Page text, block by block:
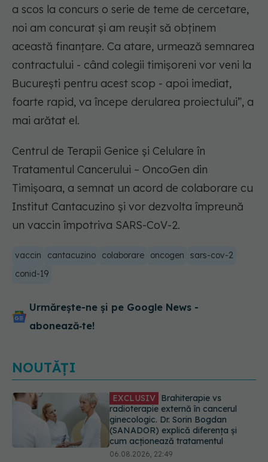
a scos la concurs o serie de teme de cercetare,
noi am concurat şi am reuşit să obţinem
această finanţare. Ca atare, urmează semnarea
contractului - când colegii timişoreni vor veni la
Bucureşti pentru acest scop - apoi imediat,
foarte rapid, va începe derularea proiectului”, a
mai arătat el.
Centrul de Terapii Genice şi Celulare în
Tratamentul Cancerului – OncoGen din
Timişoara, a semnat un acord de colaborare cu
Institut Cantacuzino și vor dezvolta împreună
un vaccin împotriva SARS-CoV-2.
vaccin cantacuzino colaborare oncogen
sars-cov-2
conid-19
Urmărește-ne și pe Google News -
abonează‑te!
NOUTĂȚI
EXCLUSIV De ce unele paciente
cu cancer de col uterin nu mai ajung
la operație. Dr. Sorin Bogdan
(SANADOR): Intervenția
chirurgicală, doar în situații